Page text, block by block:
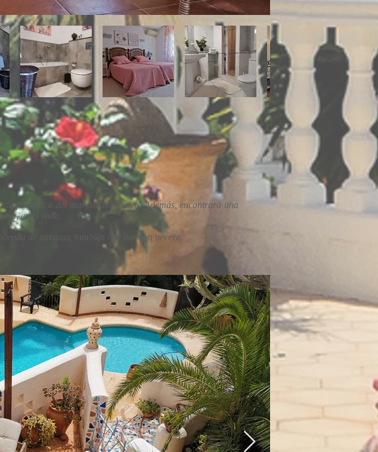
fantástica del mar Mediterráneo. Además, encontrará una
en el valle.
de terrazas, también hay bar con nevera.